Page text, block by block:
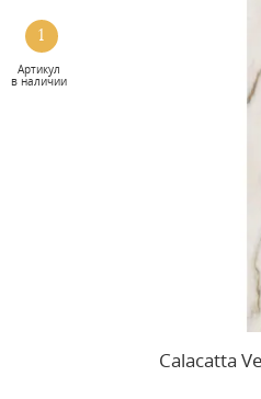
1
Артикул
в наличии
Calacatta